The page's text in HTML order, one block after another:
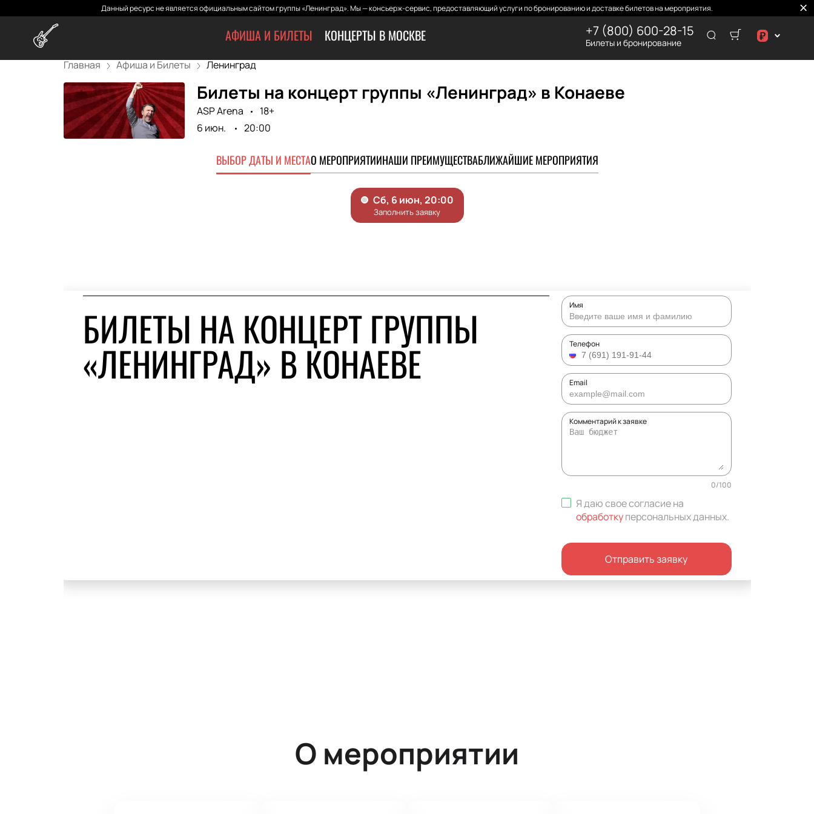
Данный ресурс не является официальным сайтом группы «Ленинград». Мы — консьерж-сервис, предоставляющий услуги по бронированию и доставке билетов на мероприятия.
АФИША И БИЛЕТЫ КОНЦЕРТЫ В МОСКВЕ +7 (800) 600-28-15
Билеты и бронирование ₽
د.إ
Главная Афиша и Билеты Ленинград
Билеты на концерт группы «Ленинград» в Конаеве
ASP Arena
18+
6 июн.
20:00
ВЫБОР ДАТЫ И МЕСТАО МЕРОПРИЯТИИНАШИ ПРЕИМУЩЕСТВАБЛИЖАЙШИЕ МЕРОПРИЯТИЯ
БИЛЕТЫ НА КОНЦЕРТ ГРУППЫ
«ЛЕНИНГРАД» В КОНАЕВЕ
Имя
Телефон
Email
Комментарий к заявке
0/100
Я даю свое согласие на
обработкуперсональных данных.
Отправить заявку
О мероприятии